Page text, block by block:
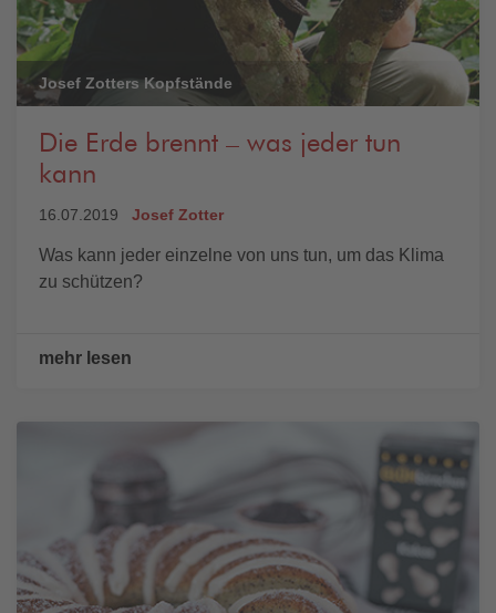
Josef Zotters Kopfstände
Die Erde brennt – was jeder tun
kann
16.07.2019 Josef Zotter
Was kann jeder einzelne von uns tun, um das Klima
zu schützen?
mehr lesen